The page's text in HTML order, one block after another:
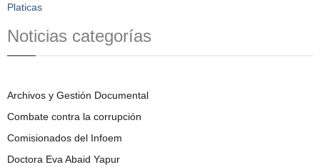
Platicas
Noticias categorías
Archivos y Gestión Documental
Combate contra la corrupción
Comisionados del Infoem
Doctora Eva Abaid Yapur